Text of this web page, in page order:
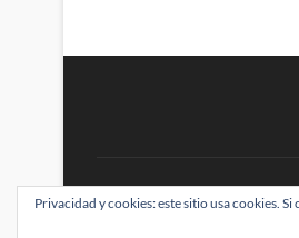
BRAINSTOMPING| Diseñado
Privacidad y cookies: este sitio usa cookies.